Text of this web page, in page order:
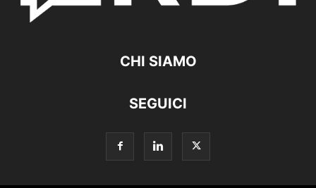
CHI SIAMO
SEGUICI